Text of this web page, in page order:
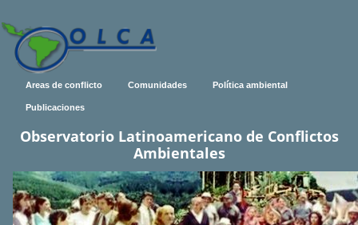
Areas de conflicto Comunidades Política ambiental
Publicaciones
Observatorio Latinoamericano de Conflictos
Ambientales